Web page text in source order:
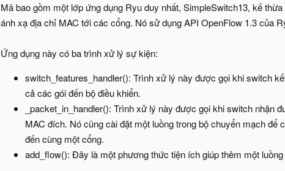
Mã bao gồm một lớp ứng dụng Ryu duy nhất, SimpleSwitch13, kế
ánh xạ địa chỉ MAC tới các cổng. Nó sử dụng API OpenFlow 1.3 của
Ứng dụng này có ba trình xử lý sự kiện:
switch_features_handler(): Trình xử lý này được gọi khi switch
cả các gói đến bộ điều khiển.
_packet_in_handler(): Trình xử lý này được gọi khi switch
MAC đích. Nó cũng cài đặt một luồng trong bộ chuyển mạch
đến cùng một cổng.
add_flow(): Đây là một phương thức tiện ích giúp thêm một